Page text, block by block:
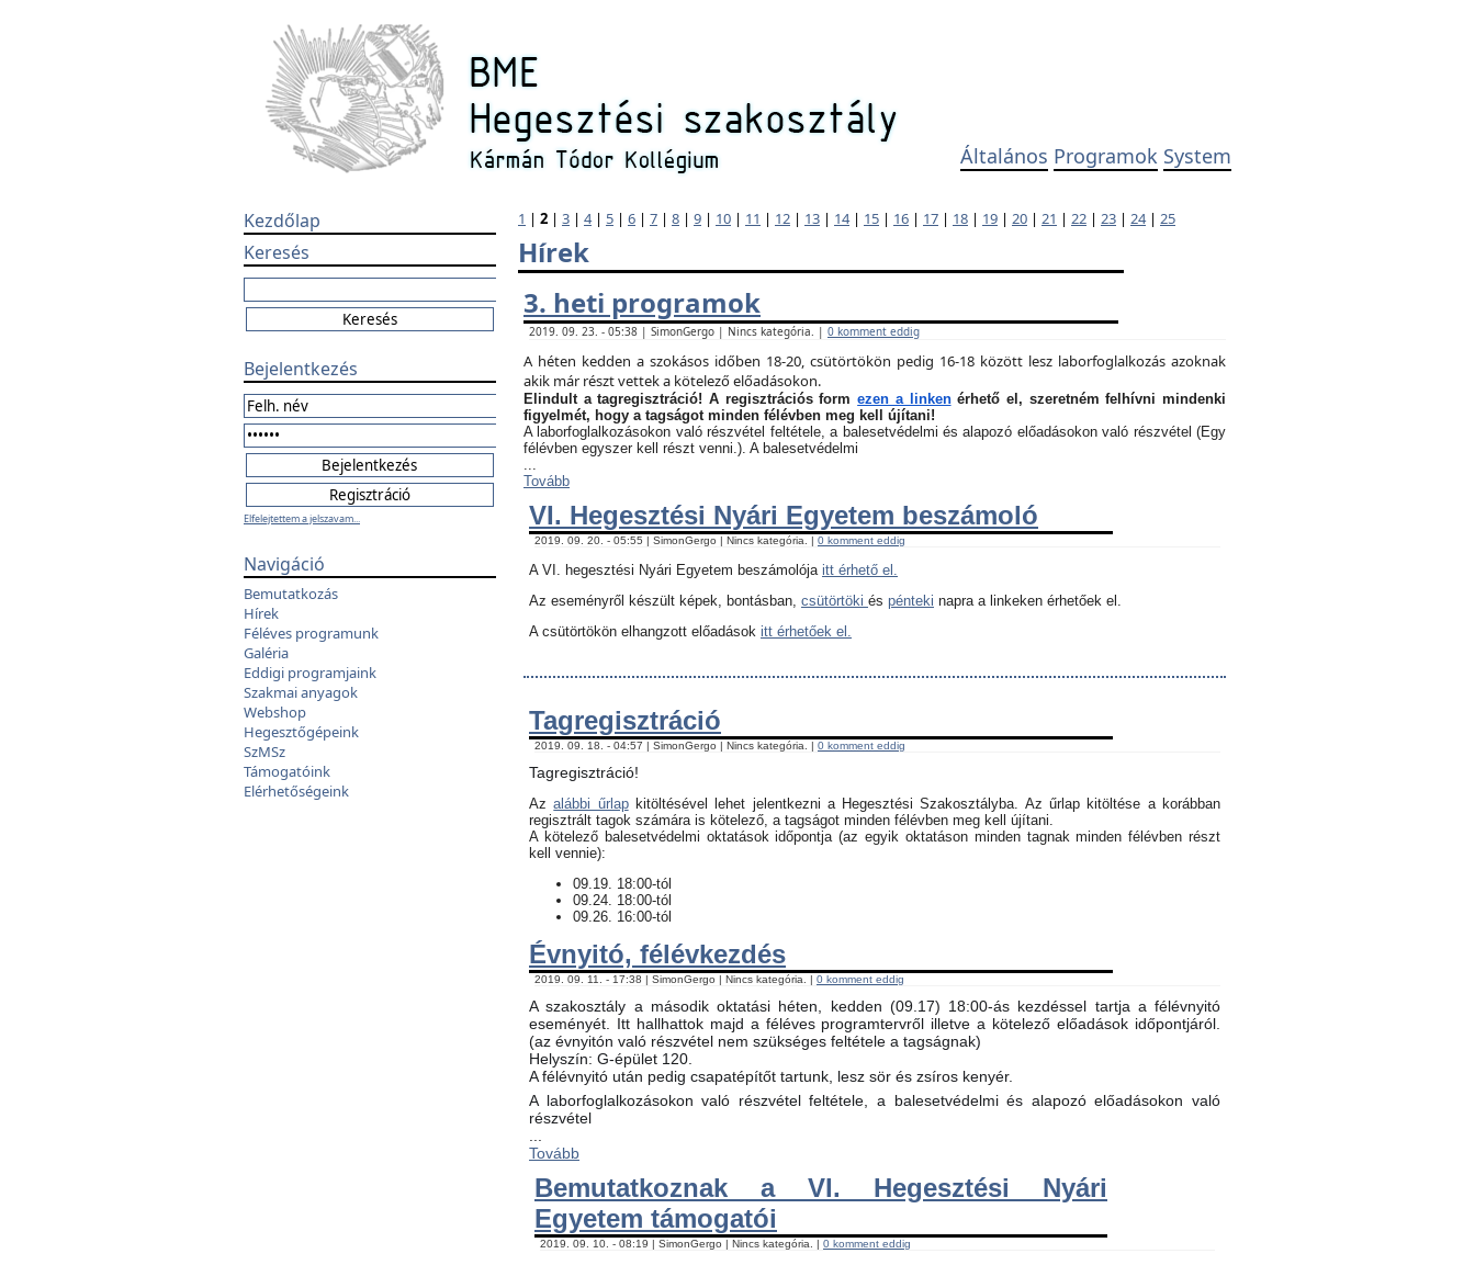
Általános Programok System
Kezdőlap
Keresés
Bejelentkezés
Elfelejtettem a jelszavam...
Navigáció
Bemutatkozás
Hírek
Féléves programunk
Galéria
Eddigi programjaink
Szakmai anyagok
Webshop
Hegesztőgépeink
SzMSz
Támogatóink
Elérhetőségeink
1 | 2 | 3 | 4| 5 | 6 | 7 | 8 | 9 | 10 | 11 | 12 | 13 | 14| 15 | 16 | 17 | 18 | 19 | 20 | 21 | 22 | 23 | 24| 25
Hírek
3. heti programok
2019. 09. 23. - 05:38 | SimonGergo | Nincs kategória. | 0 komment eddig
A héten kedden a szokásos időben 18-20, csütörtökön pedig 16-18 között lesz laborfoglalkozás azoknak
akik már részt vettek a kötelező előadásokon.
Elindult a tagregisztráció! A regisztrációs formezen a linkenérhető el, szeretném felhívni mindenki
figyelmét, hogy a tagságot minden félévben meg kell újítani!
A laborfoglalkozásokon való részvétel feltétele, a balesetvédelmi és alapozó előadásokon való részvétel (Egy
félévben egyszer kell részt venni.). A balesetvédelmi
...
Tovább
VI. Hegesztési Nyári Egyetem beszámoló
2019. 09. 20. - 05:55 | SimonGergo | Nincs kategória. | 0 komment eddig
A VI. hegesztési Nyári Egyetem beszámolója itt érhető el.
Az eseményről készült képek, bontásban, csütörtöki és pénteki napra a linkeken érhetőek el.
A csütörtökön elhangzott előadások itt érhetőek el.
Tagregisztráció
2019. 09. 18. - 04:57 | SimonGergo | Nincs kategória. | 0 komment eddig
Tagregisztráció!
Azalábbi űrlapkitöltésével lehet jelentkezni a Hegesztési Szakosztályba. Az űrlap kitöltése a korábban
regisztrált tagok számára is kötelező, a tagságot minden félévben meg kell újítani.
​A kötelező balesetvédelmi oktatások időpontja (az egyik oktatáson minden tagnak minden félévben részt
kell vennie):
09.19. 18:00-tól
09.24. 18:00-tól
09.26. 16:00-tól
Évnyitó, félévkezdés
2019. 09. 11. - 17:38 | SimonGergo | Nincs kategória. | 0 komment eddig
A szakosztály a második oktatási héten, kedden (09.17) 18:00-ás kezdéssel tartja a félévnyitó
eseményét. Itt hallhattok majd a féléves programtervről illetve a kötelező előadások időpontjáról.
(az évnyitón való részvétel nem szükséges feltétele a tagságnak)
Helyszín: G-épület 120.
A félévnyitó után pedig csapatépítőt tartunk, lesz sör és zsíros kenyér.
A laborfoglalkozásokon való részvétel feltétele, a balesetvédelmi és alapozó előadásokon való
részvétel
Tovább
Bemutatkoznak a VI. Hegesztési Nyári
Egyetem támogatói
2019. 09. 10. - 08:19 | SimonGergo | Nincs kategória. | 0 komment eddig